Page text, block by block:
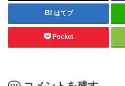
はてブ
Pocket